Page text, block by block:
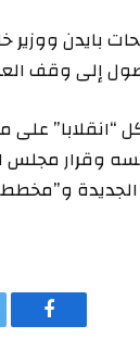
ووزير
إلى وقف
على
وقرار مجلس